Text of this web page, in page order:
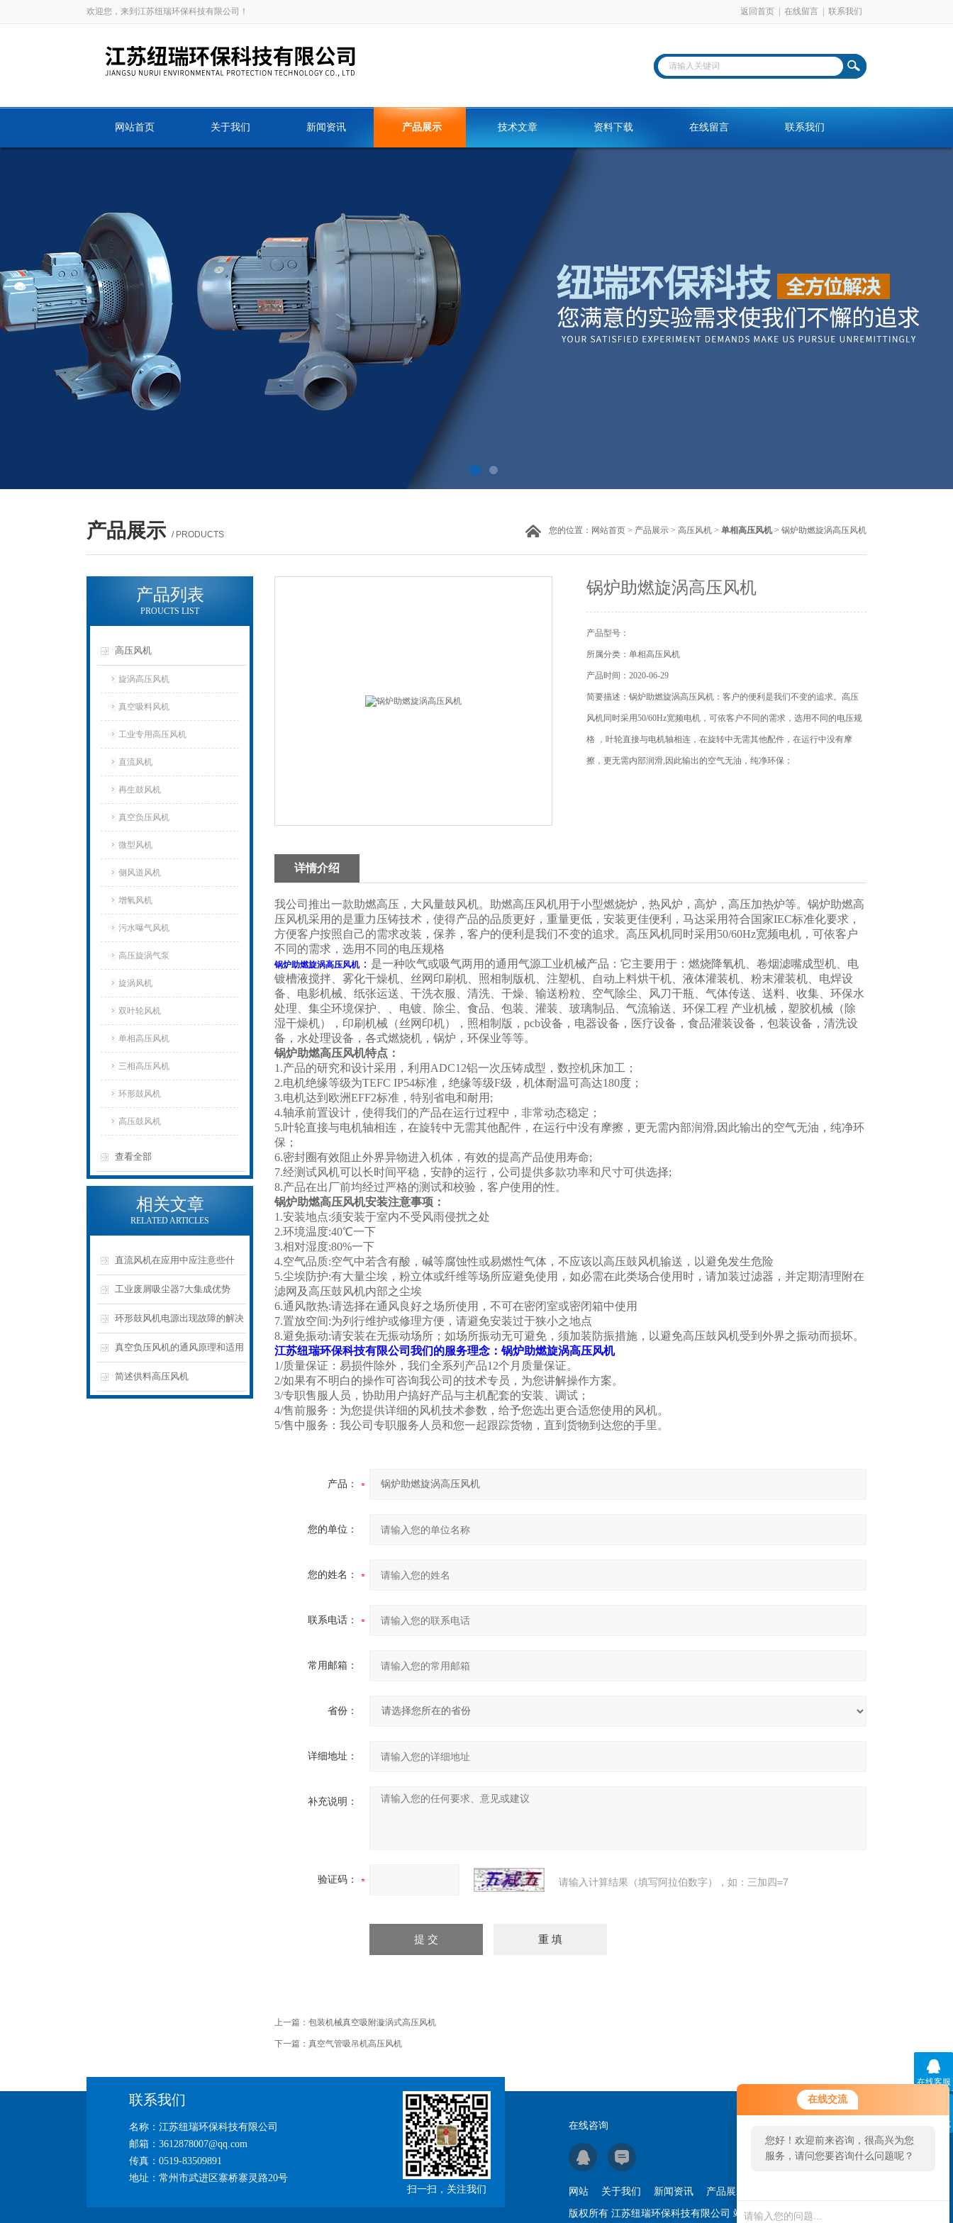
在线交流
您好！欢迎前来咨询，很高兴为您
服务，请问您要咨询什么问题呢？
您好，看您停留很久了，是否找到
了需求产品，您可以直接在线与我
欢迎您，来到江苏纽瑞环保科技有限公司！ 返回首页 在线留言 联系我们
网站首页 关于我们 新闻资讯 产品展示 技术文章 资料下载 在线留言 联系我们
产品展示 / PRODUCTS 您的位置： 网站首页 > 产品展示 > 高压风机 > 单相高压风机 > 锅炉助燃旋涡高压风机
产品列表
PROUCTS LIST
高压风机
旋涡高压风机
真空吸料风机
工业专用高压风机
直流风机
再生鼓风机
真空负压风机
微型风机
侧风道风机
增氧风机
污水曝气风机
高压旋涡气泵
旋涡风机
双叶轮风机
单相高压风机
三相高压风机
环形鼓风机
高压鼓风机
查看全部
相关文章
RELATED ARTICLES
直流风机在应用中应注意些什
么？
工业废屑吸尘器7大集成优势
环形鼓风机电源出现故障的解决
方式
真空负压风机的通风原理和适用
范围
简述供料高压风机
锅炉助燃旋涡高压风机
产品型号：
所属分类：单相高压风机
产品时间：2020-06-29
简要描述：锅炉助燃旋涡高压风机：客户的便利是我们不变的追求。高压
风机同时采用50/60Hz宽频电机，可依客户不同的需求，选用不同的电压规
格 ，叶轮直接与电机轴相连，在旋转中无需其他配件，在运行中没有摩
擦，更无需内部润滑,因此输出的空气无油，纯净环保；
详情介绍
我公司推出一款助燃高压，大风量鼓风机。助燃高压风机用于小型燃烧炉，热风炉，高炉，高压加热炉等。锅炉助燃高
压风机采用的是重力压铸技术，使得产品的品质更好，重量更低，安装更佳便利，马达采用符合国家IEC标准化要求，
方便客户按照自己的需求改装，保养，客户的便利是我们不变的追求。高压风机同时采用50/60Hz宽频电机，可依客户
不同的需求，选用不同的电压规格
锅炉助燃旋涡高压风机： 是一种吹气或吸气两用的通用气源工业机械产品：它主要用于：燃烧降氧机、卷烟滤嘴成型机、电
镀槽液搅拌、雾化干燥机、丝网印刷机、照相制版机、注塑机、自动上料烘干机、液体灌装机、粉末灌装机、电焊设
备、电影机械、纸张运送、干洗衣服、清洗、干燥、输送粉粒、空气除尘、风刀干瓶、气体传送、送料、收集、环保水
处理、集尘环境保护、、电镀、除尘、食品、包装、灌装、玻璃制品、气流输送、环保工程 产业机械，塑胶机械（除
湿干燥机），印刷机械（丝网印机），照相制版，pcb设备，电器设备，医疗设备，食品灌装设备，包装设备，清洗设
备，水处理设备，各式燃烧机，锅炉，环保业等等。
锅炉助燃高压风机特点：
1.产品的研究和设计采用，利用ADC12铝一次压铸成型，数控机床加工；
2.电机绝缘等级为TEFC IP54标准，绝缘等级F级，机体耐温可高达180度；
3.电机达到欧洲EFF2标准，特别省电和耐用;
4.轴承前置设计，使得我们的产品在运行过程中，非常动态稳定；
5.叶轮直接与电机轴相连，在旋转中无需其他配件，在运行中没有摩擦，更无需内部润滑,因此输出的空气无油，纯净环
保；
6.密封圈有效阻止外界异物进入机体，有效的提高产品使用寿命;
7.经测试风机可以长时间平稳，安静的运行，公司提供多款功率和尺寸可供选择;
8.产品在出厂前均经过严格的测试和校验，客户使用的性。
锅炉助燃高压风机安装注意事项：
1.安装地点:须安装于室内不受风雨侵扰之处
2.环境温度:40℃一下
3.相对湿度:80%一下
4.空气品质:空气中若含有酸，碱等腐蚀性或易燃性气体，不应该以高压鼓风机输送，以避免发生危险
5.尘埃防护:有大量尘埃，粉立体或纤维等场所应避免使用，如必需在此类场合使用时，请加装过滤器，并定期清理附在
滤网及高压鼓风机内部之尘埃
6.通风散热:请选择在通风良好之场所使用，不可在密闭室或密闭箱中使用
7.置放空间:为列行维护或修理方便，请避免安装过于狭小之地点
8.避免振动:请安装在无振动场所；如场所振动无可避免，须加装防振措施，以避免高压鼓风机受到外界之振动而损坏。
江苏纽瑞环保科技有限公司我们的服务理念：锅炉助燃旋涡高压风机
​1/质量保证：易损件除外，我们全系列产品12个月质量保证。
2/如果有不明白的操作可咨询我公司的技术专员，为您讲解操作方案。
3/专职售服人员，协助用户搞好产品与主机配套的安装、调试；
4/售前服务：为您提供详细的风机技术参数，给予您选出更合适您使用的风机。
5/售中服务：我公司专职服务人员和您一起跟踪货物，直到货物到达您的手里。
产品：
您的单位：
您的姓名：
联系电话：
常用邮箱：
省份：
详细地址：
补充说明：
验证码： 请输入计算结果（填写阿拉伯数字），如：三加四=7
上一篇： 包装机械真空吸附漩涡式高压风机
下一篇： 真空气管吸吊机高压风机
联系我们
名称：江苏纽瑞环保科技有限公司
邮箱：3612878007@qq.com
传真：0519-83509891
地址：常州市武进区寨桥寨灵路20号
扫一扫，关注我们
在线咨询
网站 关于我们 新闻资讯 产品展示
版权所有 江苏纽瑞环保科技有限公司 站点地图
在线客服
联系方式